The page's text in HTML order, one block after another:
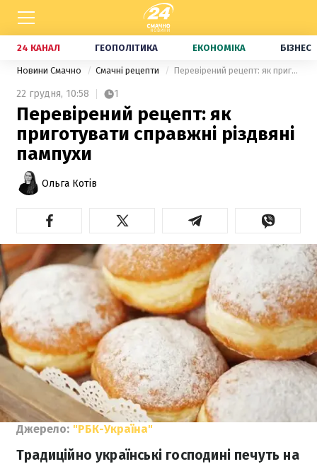
24 КАНАЛ ГЕОПОЛІТИКА ЕКОНОМІКА БІЗНЕС
Новини Смачно Смачні рецепти Перевірений рецепт: як приготувати справжні різдвяні пампухи
22 грудня, 10:58 1
Перевірений рецепт: як
приготувати справжні різдвяні
пампухи
Ольга Котів
Джерело: "РБК-Україна"
Традиційно українські господині печуть на